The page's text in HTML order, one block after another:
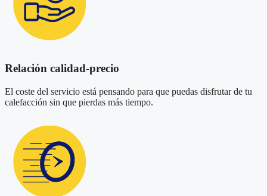
Relación calidad-precio
El coste del servicio está pensando para que puedas disfrutar de tu
calefacción sin que pierdas más tiempo.